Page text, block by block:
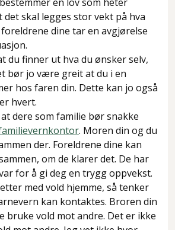
det skal legges stor vekt på hva
dine tar en avgjørelse
du finner ut hva du ønsker selv,
bør jo være greit at du i en
hos faren din. Dette kan jo også
hvert.
dere som familie bør snakke
. Moren din og du
der. Foreldrene dine kan
om de klarer det. De har
for å gi deg en trygg oppvekst.
med vold hjemme, så tenker
kan kontaktes. Broren din
bruke vold mot andre. Det er ikke